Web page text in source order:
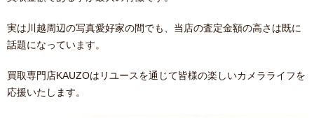
実は川越周辺の写真愛好家の間でも、当店の査定金額の高さは既に
話題になっています。
買取専門店KAUZOはリユースを通じて皆様の楽しいカメラライフを
応援いたします。